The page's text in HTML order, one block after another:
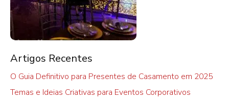
Artigos Recentes
O Guia Definitivo para Presentes de Casamento em 2025
Temas e Ideias Criativas para Eventos Corporativos